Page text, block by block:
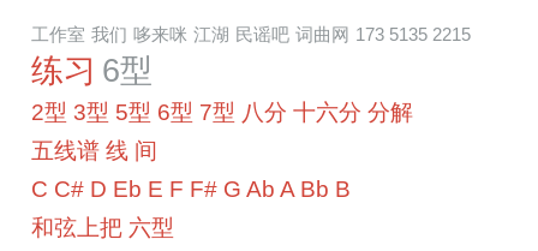
工作室 我们 哆来咪 江湖 民谣吧 词曲网 173 5135 2215
练习 6型
2型 3型 5型 6型 7型 八分 十六分 分解
五线谱 线 间
C C# D Eb E F F# G Ab A Bb B
和弦上把 六型